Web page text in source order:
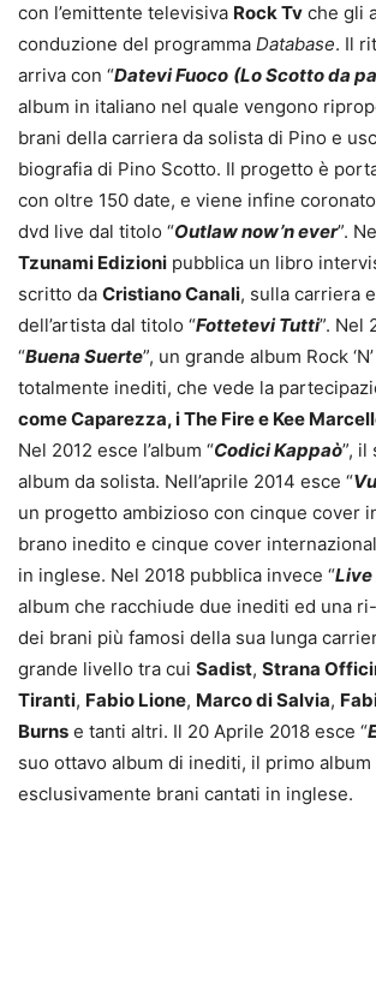
con l’emittente televisiva Rock Tv che gli
conduzione del programma Database. Il
arriva con “Datevi Fuoco (Lo Scotto da
album in italiano nel quale vengono
brani della carriera da solista di Pino e
biografia di Pino Scotto. Il progetto è
con oltre 150 date, e viene infine coronato
dvd live dal titolo “Outlaw now’n ever”.
Tzunami Edizioni pubblica un libro
scritto da Cristiano Canali, sulla carriera
dell’artista dal titolo “Fottetevi Tutti”. Nel
“Buena Suerte”, un grande album Rock
totalmente inediti, che vede la
come Caparezza, i The Fire e Kee
Nel 2012 esce l’album “Codici Kappaò”, il
album da solista. Nell’aprile 2014 esce “
un progetto ambizioso con cinque cover
brano inedito e cinque cover
in inglese. Nel 2018 pubblica invece “Live
album che racchiude due inediti ed una
dei brani più famosi della sua lunga
grande livello tra cui Sadist, Strana
Tiranti, Fabio Lione, Marco di Salvia,
Burns e tanti altri. Il 20 Aprile 2018 esce “
suo ottavo album di inediti, il primo
esclusivamente brani cantati in inglese.